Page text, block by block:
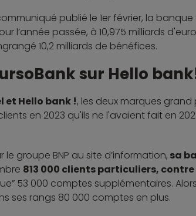
publié le 1er février, la
l’année passée, à 10,975 milliards
10,2 milliards de bénéfices.
sur Hello
et Hello bank !, les deux marques grand
en 2023 qu'ils ne l'avaient fait en
groupe BNP au site d’information, sa
813 000 clients particuliers, contre
53 000 comptes supplémentaires.
ses rangs 80 000 comptes en plus.